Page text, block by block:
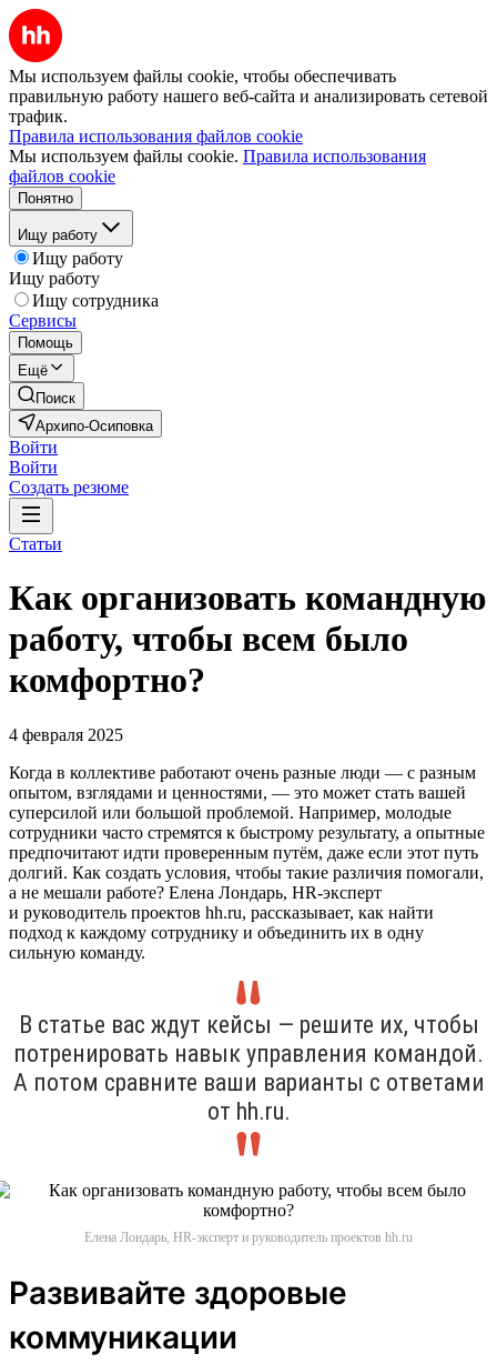
Мы используем файлы cookie, чтобы обеспечивать
правильную работу нашего веб-сайта и анализировать сетевой
трафик.
Правила использования файлов cookie
Мы используем файлы cookie. Правила использования
файлов cookie
Понятно
Ищу работу
Ищу работу
Ищу работу
Ищу сотрудника
Сервисы
Помощь
Ещё
Поиск
Архипо-Осиповка
Войти
Войти
Создать резюме
Статьи
Как организовать командную
работу, чтобы всем было
комфортно?
4 февраля 2025
Когда в коллективе работают очень разные люди — с разным
опытом, взглядами и ценностями, — это может стать вашей
суперсилой или большой проблемой. Например, молодые
сотрудники часто стремятся к быстрому результату, а опытные
предпочитают идти проверенным путём, даже если этот путь
долгий. Как создать условия, чтобы такие различия помогали,
а не мешали работе? Елена Лондарь, HR-эксперт
и руководитель проектов hh.ru, рассказывает, как найти
подход к каждому сотруднику и объединить их в одну
сильную команду.
В статье вас ждут кейсы — решите их, чтобы
потренировать навык управления командой.
А потом сравните ваши варианты с ответами
от hh.ru.
Елена Лондарь, HR-эксперт и руководитель проектов hh.ru
Развивайте здоровые
коммуникации